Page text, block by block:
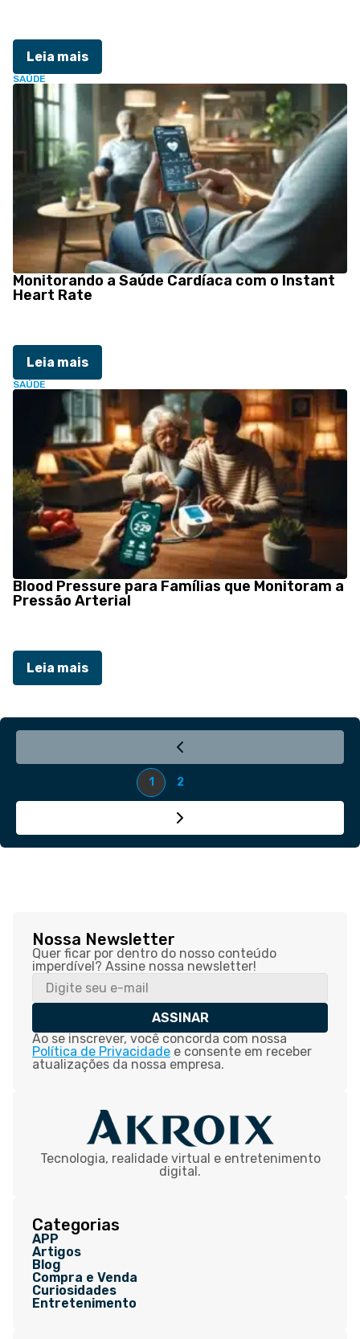
Leia mais
SAÚDE
Monitorando a Saúde Cardíaca com o Instant
Heart Rate
Leia mais
SAÚDE
Blood Pressure para Famílias que Monitoram a
Pressão Arterial
Leia mais
1 2
Nossa Newsletter
Quer ficar por dentro do nosso conteúdo
imperdível? Assine nossa newsletter!
ASSINAR
Ao se inscrever, você concorda com nossa
Política de Privacidade e consente em receber
atualizações da nossa empresa.
Tecnologia, realidade virtual e entretenimento
digital.
Categorias
APP
Artigos
Blog
Compra e Venda
Curiosidades
Entretenimento